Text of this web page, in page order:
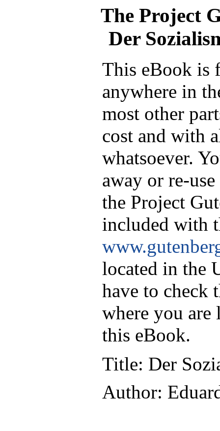
The Project
Der
This eBook is
anywhere in
most other
cost and with
whatsoever.
away or re-
the Project
included with
located in the
have to check
where you are
this eBook.
Title: Der
Author: